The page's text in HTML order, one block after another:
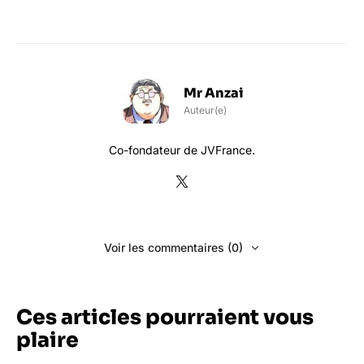
Mr Anzai
Auteur(e)
Co-fondateur de JVFrance.
Voir les commentaires (0)
Ces articles pourraient vous
plaire